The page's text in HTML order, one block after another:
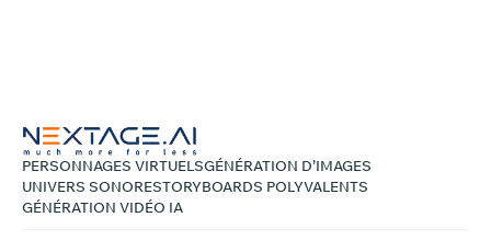
PERSONNAGES VIRTUELSGÉNÉRATION D’IMAGES
UNIVERS SONORESTORYBOARDS POLYVALENTS
GÉNÉRATION VIDÉO IA